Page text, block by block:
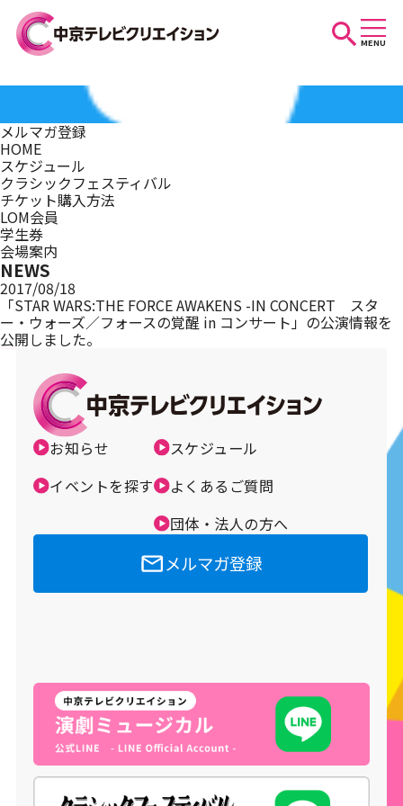
MENU
お知らせ
スケジュール
イベントを探す
団体・法人の方へ
メルマガ登録
メルマガ登録
HOME
スケジュール
クラシックフェスティバル
チケット購入方法
LOM会員
学生券
会場案内
NEWS
2017/08/18
「STAR WARS:THE FORCE AWAKENS -IN CONCERT スタ
ー・ウォーズ／フォースの覚醒 in コンサート」の公演情報を
公開しました。
お知らせ
イベントを探す
スケジュール
よくあるご質問
団体・法人の方へ
メルマガ登録